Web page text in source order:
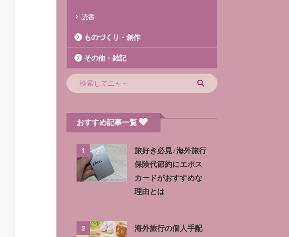
読書
ものづくり・創作
その他・雑記
おすすめ記事一覧
1
旅好き必見♪海外旅行
保険代節約にエポス
カードがおすすめな
理由とは
2
海外旅行の個人手配